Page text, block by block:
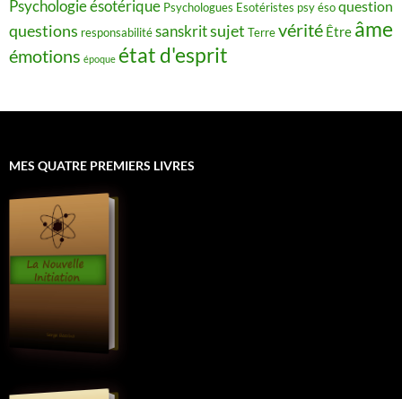
Psychologie ésotérique Psychologues Esotéristes psy ésoquestion
questions responsabilitésanskritsujet Terrevérité Être âme
émotions époque état d'esprit
MES QUATRE PREMIERS LIVRES